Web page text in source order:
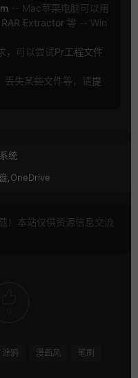
-- Mac苹果电脑可以用
RAR Extractor 等 -- Win
，可以尝试Pr工程文件
失某些文件等，请提
统
,OneDrive
！本站仅供资源信息交流
涂鸦 漫画风 笔刷